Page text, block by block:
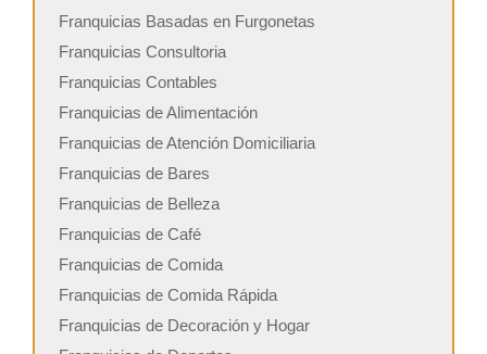
Franquicias Basadas en Furgonetas
Franquicias Consultoria
Franquicias Contables
Franquicias de Alimentación
Franquicias de Atención Domiciliaria
Franquicias de Bares
Franquicias de Belleza
Franquicias de Café
Franquicias de Comida
Franquicias de Comida Rápida
Franquicias de Decoración y Hogar